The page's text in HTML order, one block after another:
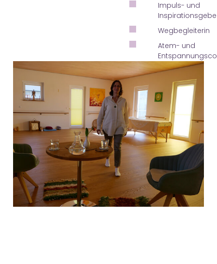
Impuls- und
Wegbegleiterin
Atem- und